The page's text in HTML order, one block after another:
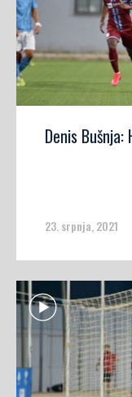
Denis
23. srpnja, 2021